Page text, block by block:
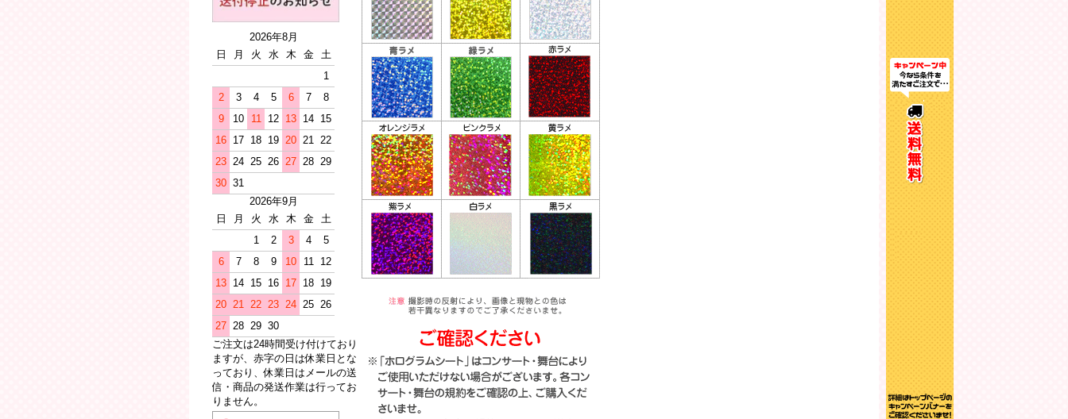
2026年8月
日
月 火 水 木 金
土
1
2
3 4 5 6 7
8
9
10 11 12 13 14 15
16 17 18 19 20 21 22
23 24 25 26 27 28 29
30 31
2026年9月
日
月 火 水 木 金
土
1
2 3 4
5
6
7 8 9 10 11
12
13 14 15 16 17 18 19
20 21 22 23 24 25 26
27 28 29 30
ご注文は24時間受け付けており
ますが、赤字の日は休業日とな
っており、休業日はメールの送
信・商品の発送作業は行ってお
りません。